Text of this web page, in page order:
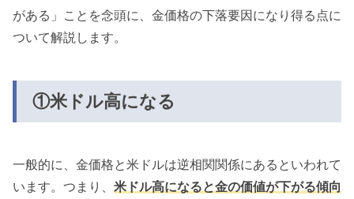
がある」ことを念頭に、金価格の下落要因になり得る点に
ついて解説します。
①米ドル高になる
一般的に、金価格と米ドルは逆相関関係にあるといわれて
います。つまり、 米ドル高になると金の価値が下がる傾向